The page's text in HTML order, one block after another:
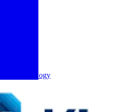
Juice Technology